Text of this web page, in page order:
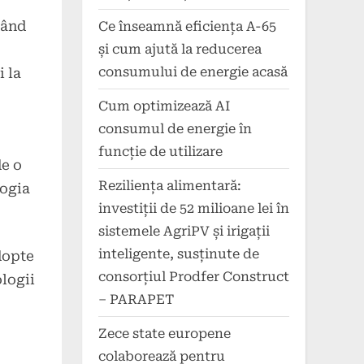
la
o
Ce înseamnă eficiența A-65
și cum ajută la reducerea
consumului de energie acasă
Cum optimizează AI
consumul de energie în
funcție de utilizare
Reziliența alimentară:
investiții de 52 milioane lei în
sistemele AgriPV și irigații
inteligente, susținute de
consorțiul Prodfer Construct
– PARAPET
Zece state europene
colaborează pentru